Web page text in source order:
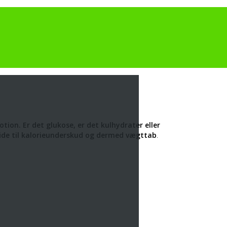
Er det glukose, er det kulhydrater eller
til kalorieunderskud og dermed vægttab.